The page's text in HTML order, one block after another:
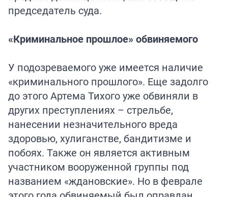
председатель суда.
«Криминальное прошлое» обвиняемого
У подозреваемого уже имеется наличие
«криминального прошлого». Еще задолго
до этого Артема Тихого уже обвиняли в
других преступлениях – стрельбе,
нанесении незначительного вреда
здоровью, хулиганстве, бандитизме и
побоях. Также он является активным
участником вооруженной группы под
названием «ждановские». Но в феврале